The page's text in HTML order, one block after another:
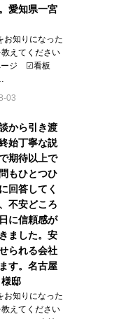
愛知県一宮
お知りになった
えてください
ージ ☑看板
03
から引き渡
始丁寧な説
期待以上で
もひとつひ
回答してく
不安どころ
に信頼感が
ました。安
られる会社
す。名古屋
邸
お知りになった
えてください